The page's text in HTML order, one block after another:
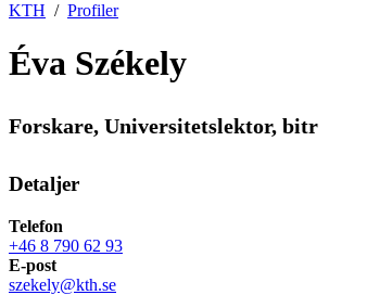
KTH Profiler
Éva Székely
Forskare, Universitetslektor, bitr
Detaljer
Telefon
+46 8 790 62 93
E-post
szekely@kth.se